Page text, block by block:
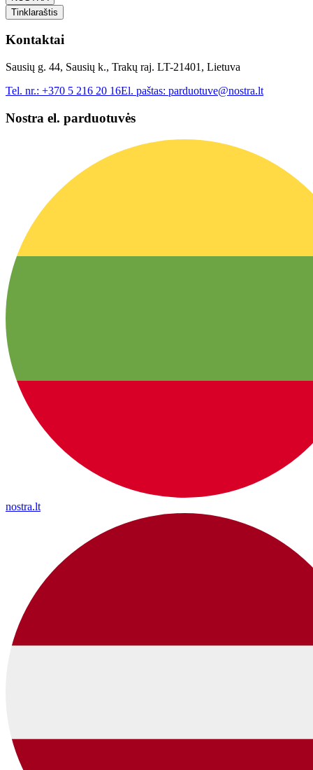
Tinklaraštis
Kontaktai
Sausių g. 44, Sausių k., Trakų raj. LT-21401, Lietuva
Tel. nr.: +370 5 216 20 16El. paštas: parduotuve@nostra.lt
Nostra el. parduotuvės
nostra.lt